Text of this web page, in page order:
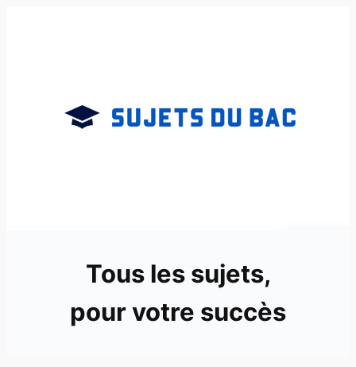
Tous les sujets,
pour votre succès